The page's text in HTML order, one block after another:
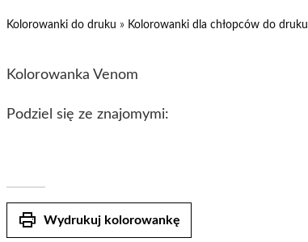
Kolorowanki do druku » Kolorowanki dla chłopców do druku
Kolorowanka Venom
Podziel się ze znajomymi:
print Wydrukuj kolorowankę